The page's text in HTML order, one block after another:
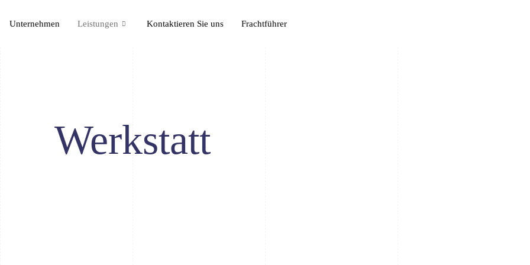
Unternehmen Leistungen Kontaktieren Sie uns Frachtführer
Werkstatt